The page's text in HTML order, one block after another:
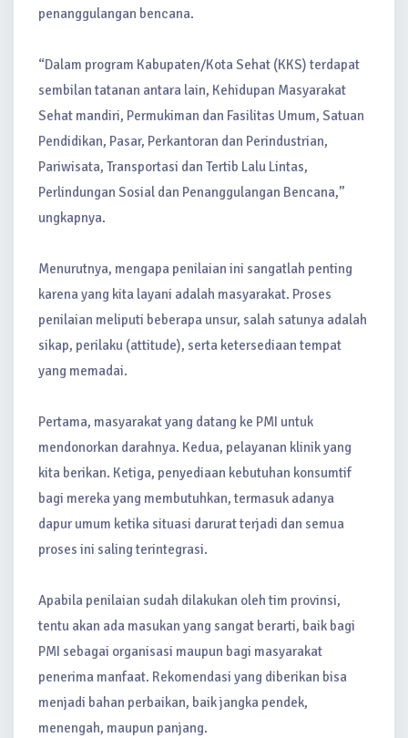
penanggulangan bencana.
“Dalam program Kabupaten/Kota Sehat (KKS) terdapat
sembilan tatanan antara lain, Kehidupan Masyarakat
Sehat mandiri, Permukiman dan Fasilitas Umum, Satuan
Pendidikan, Pasar, Perkantoran dan Perindustrian,
Pariwisata, Transportasi dan Tertib Lalu Lintas,
Perlindungan Sosial dan Penanggulangan Bencana,”
ungkapnya.
Menurutnya, mengapa penilaian ini sangatlah penting
karena yang kita layani adalah masyarakat. Proses
penilaian meliputi beberapa unsur, salah satunya adalah
sikap, perilaku (attitude), serta ketersediaan tempat
yang memadai.
Pertama, masyarakat yang datang ke PMI untuk
mendonorkan darahnya. Kedua, pelayanan klinik yang
kita berikan. Ketiga, penyediaan kebutuhan konsumtif
bagi mereka yang membutuhkan, termasuk adanya
dapur umum ketika situasi darurat terjadi dan semua
proses ini saling terintegrasi.
Apabila penilaian sudah dilakukan oleh tim provinsi,
tentu akan ada masukan yang sangat berarti, baik bagi
PMI sebagai organisasi maupun bagi masyarakat
penerima manfaat. Rekomendasi yang diberikan bisa
menjadi bahan perbaikan, baik jangka pendek,
menengah, maupun panjang.